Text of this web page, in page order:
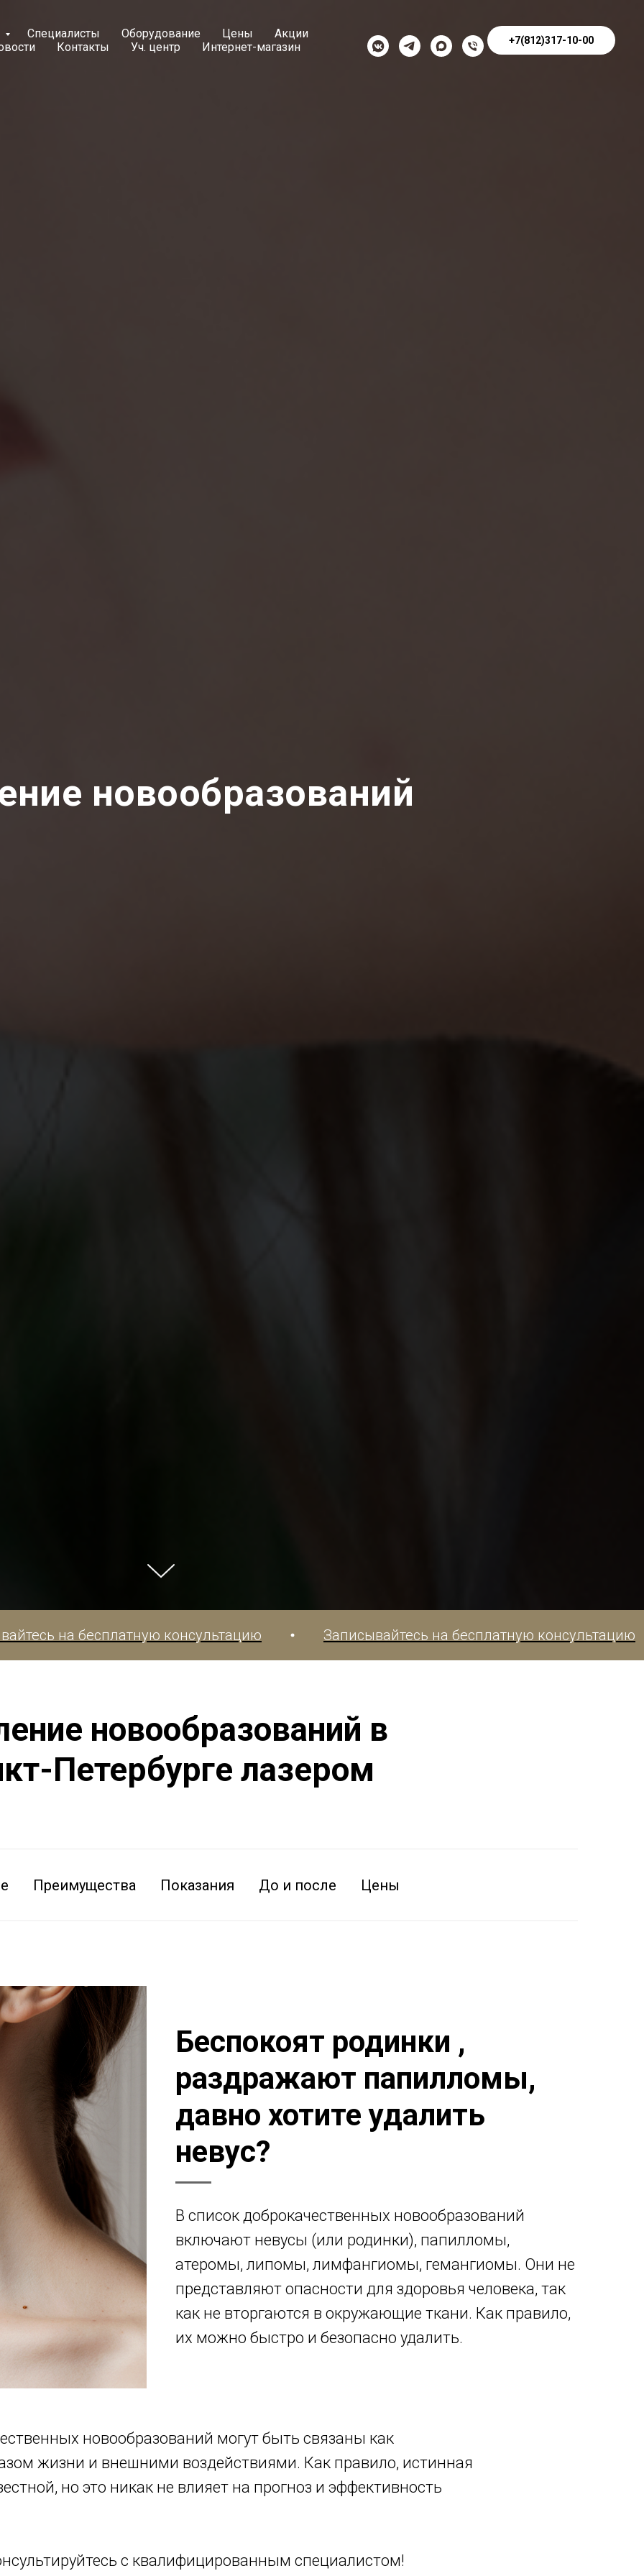
Специалисты Оборудование Цены
Акции
Контакты Уч. центр Интернет-магазин
+7(812)317-10-00
новообразований
на бесплатную консультацию Записывайтесь на бесплатную консультацию
новообразований в
Петербурге лазером
Преимущества Показания До и после Цены
Беспокоят родинки ,
раздражают папилломы,
давно хотите удалить
невус?
В список доброкачественных новообразований
включают невусы (или родинки), папилломы,
атеромы, липомы, лимфангиомы, гемангиомы. Они не
представляют опасности для здоровья человека, так
как не вторгаются в окружающие ткани. Как правило,
их можно быстро и безопасно удалить.
новообразований могут быть связаны как
жизни и внешними воздействиями. Как правило, истинная
но это никак не влияет на прогноз и эффективность
с квалифицированным специалистом!